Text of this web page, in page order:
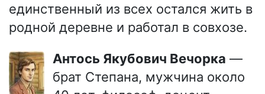
единственный из всех остался жить в
родной деревне и работал в совхозе.
Антось Якубович Вечорка —
брат Степана, мужчина около